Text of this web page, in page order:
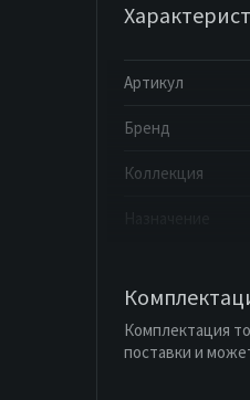
Артикул
Бренд
Коллекция
Комплектация
поставки и